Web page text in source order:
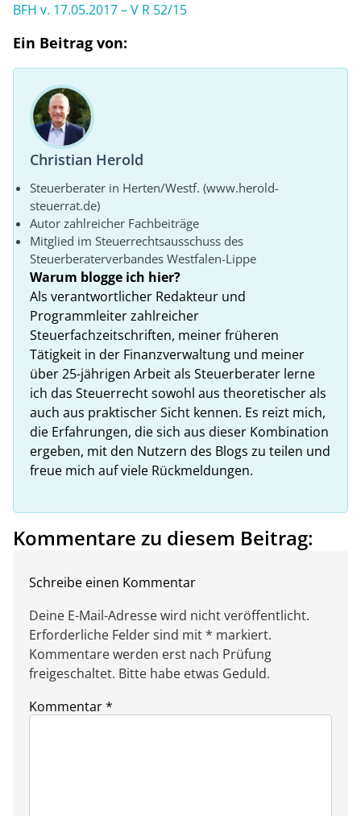
BFH v. 17.05.2017 – V R 52/15
Ein Beitrag von:
Christian Herold
Steuerberater in Herten/Westf. (www.herold-
steuerrat.de)
Autor zahlreicher Fachbeiträge
Mitglied im Steuerrechtsausschuss des
Steuerberaterverbandes Westfalen-Lippe
Warum blogge ich hier?
Als verantwortlicher Redakteur und
Programmleiter zahlreicher
Steuerfachzeitschriften, meiner früheren
Tätigkeit in der Finanzverwaltung und meiner
über 25-jährigen Arbeit als Steuerberater lerne
ich das Steuerrecht sowohl aus theoretischer als
auch aus praktischer Sicht kennen. Es reizt mich,
die Erfahrungen, die sich aus dieser Kombination
ergeben, mit den Nutzern des Blogs zu teilen und
freue mich auf viele Rückmeldungen.
Kommentare zu diesem Beitrag:
Schreibe einen Kommentar
Deine E-Mail-Adresse wird nicht veröffentlicht.
Erforderliche Felder sind mit * markiert.
Kommentare werden erst nach Prüfung
freigeschaltet. Bitte habe etwas Geduld.
Kommentar*